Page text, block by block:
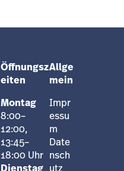
Öffnungsz
eiten
Montag
8:00–
12:00,
13:45–
18:00 Uhr
Allge
mein
Impr
essu
m
Date
nsch